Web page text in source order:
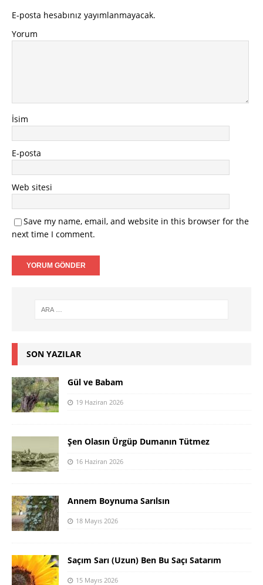
E-posta hesabınız yayımlanmayacak.
Yorum
İsim
E-posta
Web sitesi
Save my name, email, and website in this browser for the
next time I comment.
SON YAZILAR
Gül ve Babam
19 Haziran 2026
Şen Olasın Ürgüp Dumanın Tütmez
16 Haziran 2026
Annem Boynuma Sarılsın
18 Mayıs 2026
Saçım Sarı (Uzun) Ben Bu Saçı Satarım
15 Mayıs 2026